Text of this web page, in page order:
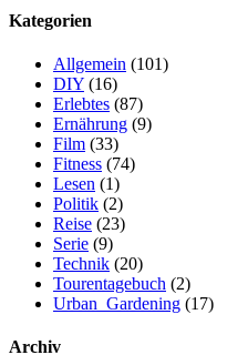
Kategorien
Allgemein (101)
DIY (16)
Erlebtes (87)
Ernährung (9)
Film (33)
Fitness (74)
Lesen (1)
Politik (2)
Reise (23)
Serie (9)
Technik (20)
Tourentagebuch (2)
Urban_Gardening (17)
Archiv